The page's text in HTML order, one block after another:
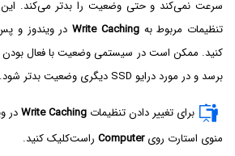
سرعت نمی‌کند و حتی وضعیت را بدتر می‌کند. این
تنظیمات مربوط بهWrite Caching در ویندوز و
برسد و در مورد درایو SSD دیگری وضعیت بدتر شود.
برای تغییر دادن تنظیمات Write Cachingدر
منوی استارت رویComputer‌ راست‌کلیک کنید.